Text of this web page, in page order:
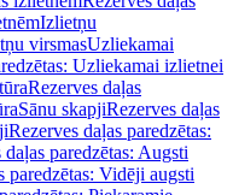
Izlietņu
virsmasUzliekamai
Uzliekamai izlietnei
Rezerves daļas
Sānu skapjiRezerves daļas
Rezerves daļas paredzētas:
daļas paredzētas: Augsti
paredzētas: Vidēji augsti